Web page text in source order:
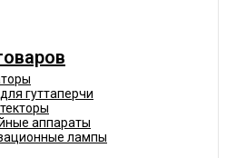
гуттаперчи
аппараты
лампы